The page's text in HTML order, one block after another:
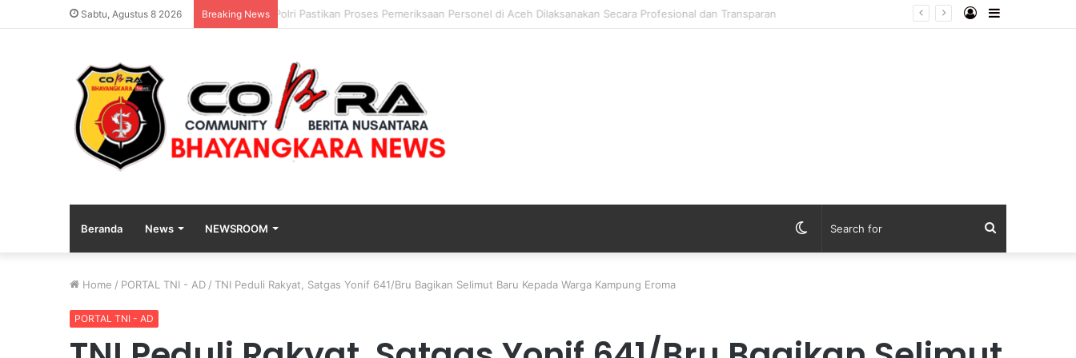
Sabtu, Agustus 8 2026 Breaking News Polri Pastikan Proses Pemeriksaan Personel di Aceh Dilaksanakan Secara Profesional dan Transparan Sidebar
Log
Beranda News NEWSROOM Search
Switch
Home / PORTAL TNI - AD / TNI Peduli Rakyat, Satgas Yonif 641/Bru Bagikan Selimut Baru Kepada Warga Kampung Eroma
PORTAL TNI - AD